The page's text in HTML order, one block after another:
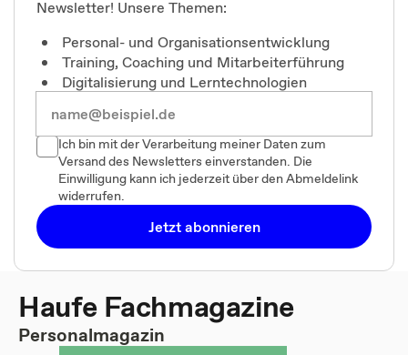
Newsletter! Unsere Themen:
Personal- und Organisationsentwicklung
Training, Coaching und Mitarbeiterführung
Digitalisierung und Lerntechnologien
Ich bin mit der Verarbeitung meiner Daten zum
Versand des Newsletters einverstanden. Die
Einwilligung kann ich jederzeit über den Abmeldelink
widerrufen.
Jetzt abonnieren
Haufe Fachmagazine
Personalmagazin